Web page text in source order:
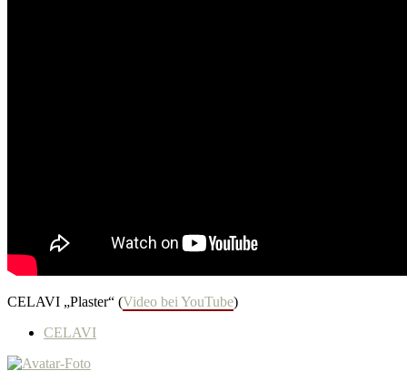
CELAVI „Plaster“ (Video bei YouTube)
CELAVI